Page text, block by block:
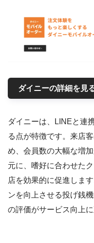
ダイニーの詳細を見
ダイニーは、LINEと連
る点が特徴です。来店
め、会員数の大幅な増
元に、嗜好に合わせた
店を効果的に促進しま
ンを向上させる投げ銭
の評価がサービス向上に